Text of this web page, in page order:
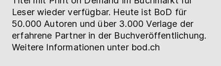
Leser wieder verfügbar. Heute ist BoD für
50.000 Autoren und über 3.000 Verlage der
erfahrene Partner in der Buchveröffentlichung.
Weitere Informationen unter bod.ch